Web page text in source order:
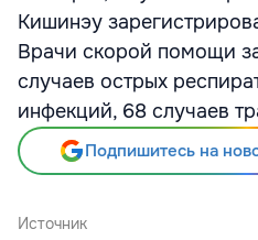
Кишинэу
Врачи скорой помощи
случаев острых
инфекций, 68 случаев
Подпишитесь на
Источник